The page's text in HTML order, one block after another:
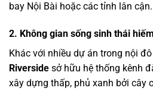
bay Nội Bài hoặc các tỉnh lân cận.
2. Không gian sống sinh thái
Khác với nhiều dự án trong nội
Riverside sở hữu hệ thống kênh
xây dựng thấp, phủ xanh bởi cây